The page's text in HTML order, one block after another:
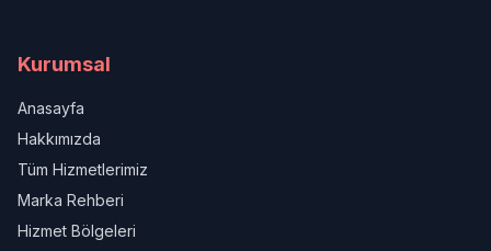
Kurumsal
Anasayfa
Hakkımızda
Tüm Hizmetlerimiz
Marka Rehberi
Hizmet Bölgeleri